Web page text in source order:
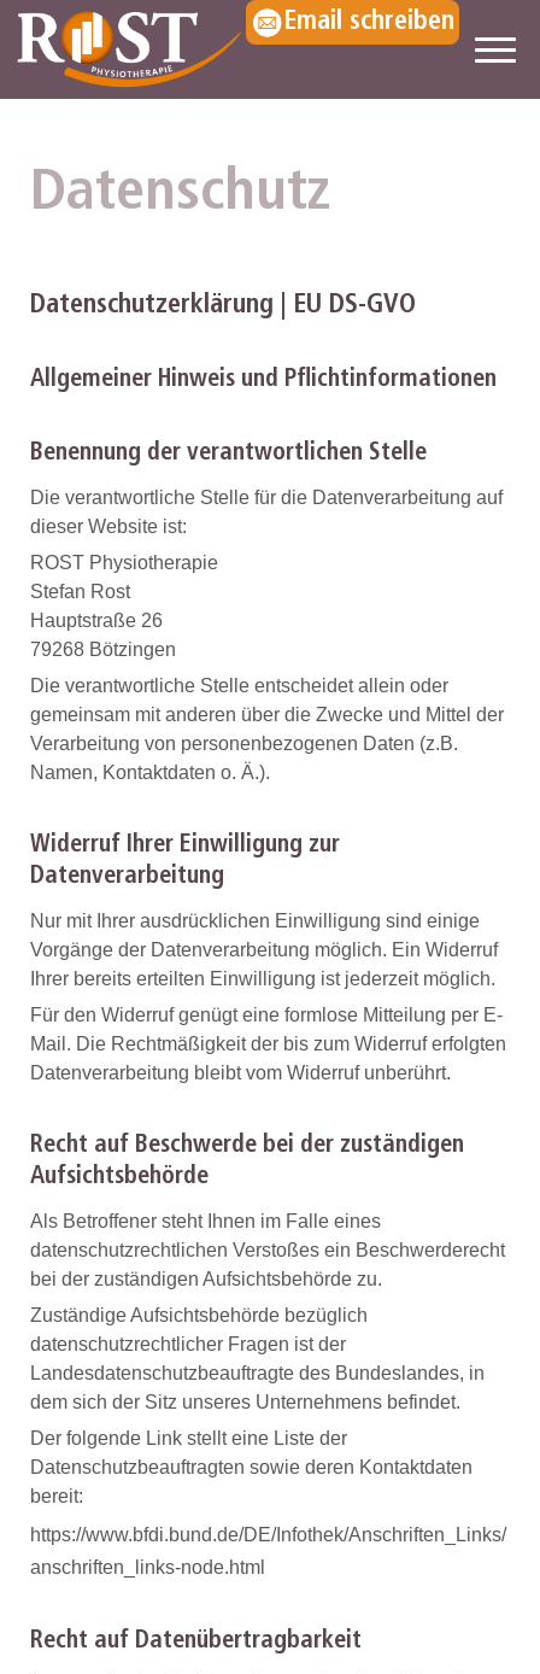
Email schreiben
Datenschutz
Datenschutzerklärung | EU DS-GVO
Allgemeiner Hinweis und Pflichtinformationen
Benennung der verantwortlichen Stelle
Die verantwortliche Stelle für die Datenverarbeitung auf
dieser Website ist:
ROST Physiotherapie
Stefan Rost
Hauptstraße 26
79268 Bötzingen
Die verantwortliche Stelle entscheidet allein oder
gemeinsam mit anderen über die Zwecke und Mittel der
Verarbeitung von personenbezogenen Daten (z.B.
Namen, Kontaktdaten o. Ä.).
Widerruf Ihrer Einwilligung zur
Datenverarbeitung
Nur mit Ihrer ausdrücklichen Einwilligung sind einige
Vorgänge der Datenverarbeitung möglich. Ein Widerruf
Ihrer bereits erteilten Einwilligung ist jederzeit möglich.
Für den Widerruf genügt eine formlose Mitteilung per E-
Mail. Die Rechtmäßigkeit der bis zum Widerruf erfolgten
Datenverarbeitung bleibt vom Widerruf unberührt.
Recht auf Beschwerde bei der zuständigen
Aufsichtsbehörde
Als Betroffener steht Ihnen im Falle eines
datenschutzrechtlichen Verstoßes ein Beschwerderecht
bei der zuständigen Aufsichtsbehörde zu.
Zuständige Aufsichtsbehörde bezüglich
datenschutzrechtlicher Fragen ist der
Landesdatenschutzbeauftragte des Bundeslandes, in
dem sich der Sitz unseres Unternehmens befindet.
Der folgende Link stellt eine Liste der
Datenschutzbeauftragten sowie deren Kontaktdaten
bereit:
https://www.bfdi.bund.de/DE/Infothek/Anschriften_Links/
anschriften_links-node.html
Recht auf Datenübertragbarkeit